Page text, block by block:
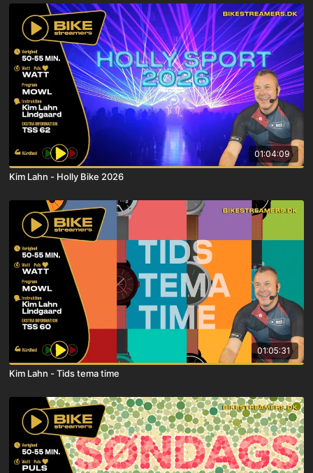
01:04:09
Kim Lahn - Holly Bike 2026
01:05:31
Kim Lahn - Tids tema time